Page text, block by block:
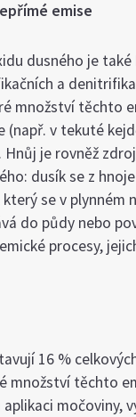
emise
dusného je také
a
množství těchto
(např. v tekuté
Hnůj je rovněž
dusík se z
se v plynném
do půdy nebo
procesy,
16 %
množství těchto
močoviny,